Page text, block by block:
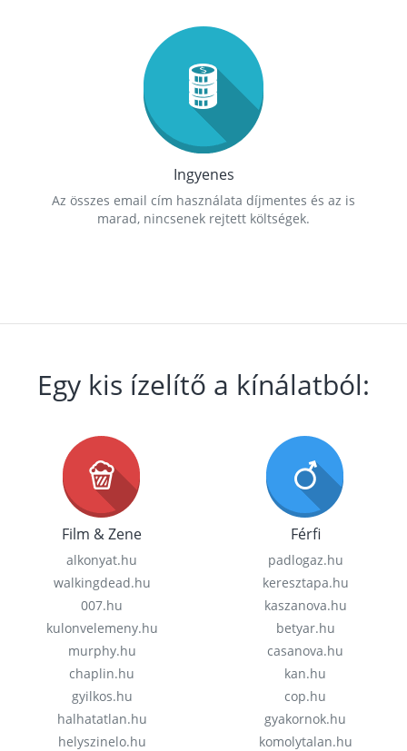
Ingyenes
Az összes email cím használata díjmentes és az is
marad, nincsenek rejtett költségek.
Egy kis ízelítő a kínálatból:
Film & Zene
alkonyat.hu
walkingdead.hu
007.hu
kulonvelemeny.hu
murphy.hu
chaplin.hu
gyilkos.hu
halhatatlan.hu
helyszinelo.hu
Férfi
padlogaz.hu
keresztapa.hu
kaszanova.hu
betyar.hu
casanova.hu
kan.hu
cop.hu
gyakornok.hu
komolytalan.hu